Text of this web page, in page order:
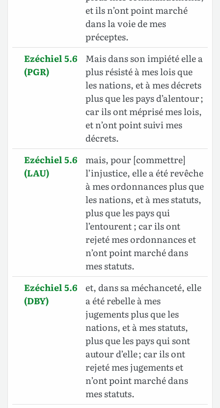
et ils n’ont point marché
dans la voie de mes
préceptes.
Ezéchiel 5.6
(PGR)
Mais dans son impiété elle a
plus résisté à mes lois que
les nations, et à mes décrets
plus que les pays d’alentour ;
car ils ont méprisé mes lois,
et n’ont point suivi mes
décrets.
Ezéchiel 5.6
(LAU)
mais, pour [commettre]
l’injustice, elle a été revêche
à mes ordonnances plus que
les nations, et à mes statuts,
plus que les pays qui
l’entourent ; car ils ont
rejeté mes ordonnances et
n’ont point marché dans
mes statuts.
Ezéchiel 5.6
(DBY)
et, dans sa méchanceté, elle
a été rebelle à mes
jugements plus que les
nations, et à mes statuts,
plus que les pays qui sont
autour d’elle ; car ils ont
rejeté mes jugements et
n’ont point marché dans
mes statuts.